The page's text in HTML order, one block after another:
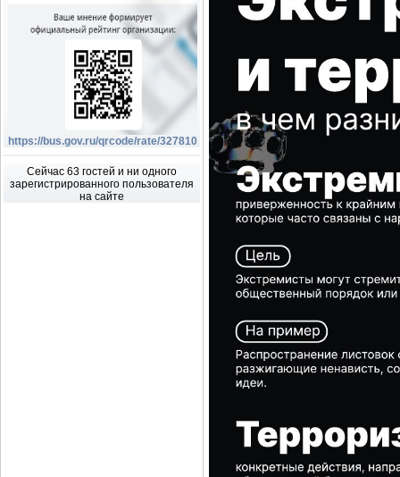
https://bus.gov.ru/qrcode/rate/327810
Сейчас 63 гостей и ни одного
зарегистрированного пользователя
на сайте